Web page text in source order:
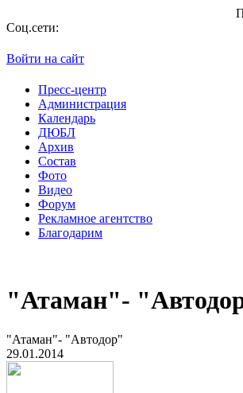
По итогам сезона
Соц.сети:
Войти на сайт
Пресс-центр
Администрация
Календарь
ДЮБЛ
Архив
Состав
Фото
Видео
Форум
Рекламное агентство
Благодарим
"Атаман"-
"Атаман"- "Автодор"
29.01.2014